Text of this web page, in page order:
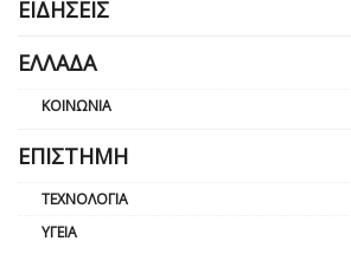
ΕΙΔΉΣΕΙΣ
ΕΛΛΆΔΑ
ΚΟΙΝΩΝΊΑ
ΕΠΙΣΤΉΜΗ
ΤΕΧΝΟΛΟΓΊΑ
ΥΓΕΊΑ